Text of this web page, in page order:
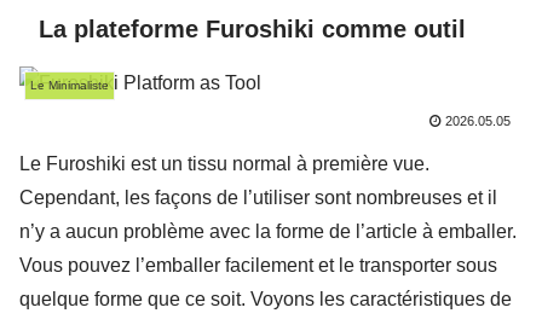
La plateforme Furoshiki comme outil
Le Minimaliste
2026.05.05
Le Furoshiki est un tissu normal à première vue.
Cependant, les façons de l’utiliser sont nombreuses et il
n’y a aucun problème avec la forme de l’article à emballer.
Vous pouvez l’emballer facilement et le transporter sous
quelque forme que ce soit. Voyons les caractéristiques de